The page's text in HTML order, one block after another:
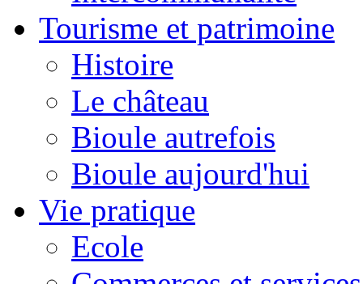
Tourisme et patrimoine
Histoire
Le château
Bioule autrefois
Bioule aujourd'hui
Vie pratique
Ecole